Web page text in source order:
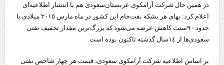
در همین حال شرکت آرامکوی عربستان‌سعودی هم با انتشار اطلاعیه‌ای
اعلام کرد: بهای هر بشکه نفت‌خام این کشور در ماه مارس ٢٠١٥ میلادی با
حدود ۹۰سنت کاهش عرضه می‌شود که بزرگ‌ترین مقدار تخفیف نفتی
سعودی‌ها از ١٤سال گذشته تاکنون بوده است.
بر اساس اطلاعیه شرکت آرامکوی سعودی، قیمت هر چهار شاخص نفتی